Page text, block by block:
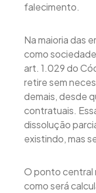
falecimento.
Na maioria das
como sociedade
art. 1.029 do
retire sem
demais, desde
contratuais.
dissolução
existindo, mas
O ponto central
como será